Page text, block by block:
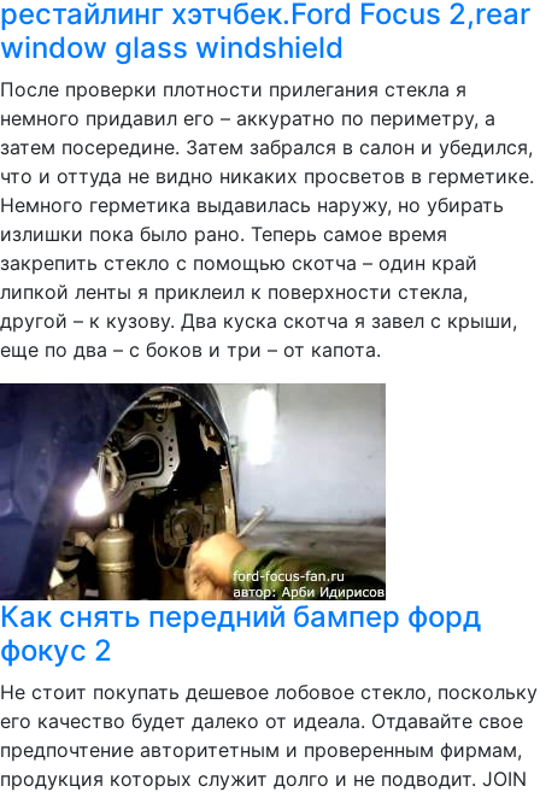
рестайлинг хэтчбек.Ford Focus 2,rear
window glass windshield
После проверки плотности прилегания стекла я
немного придавил его – аккуратно по периметру, а
затем посередине. Затем забрался в салон и убедился,
что и оттуда не видно никаких просветов в герметике.
Немного герметика выдавилась наружу, но убирать
излишки пока было рано. Теперь самое время
закрепить стекло с помощью скотча – один край
липкой ленты я приклеил к поверхности стекла,
другой – к кузову. Два куска скотча я завел с крыши,
еще по два – с боков и три – от капота.
Как снять передний бампер форд
фокус 2
Не стоит покупать дешевое лобовое стекло, поскольку
его качество будет далеко от идеала. Отдавайте свое
предпочтение авторитетным и проверенным фирмам,
продукция которых служит долго и не подводит. JOIN